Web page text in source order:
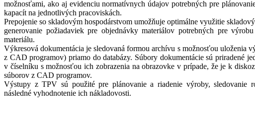
možnosťami, ako aj evidenciu normatívnych údajov potrebných pre
kapacít na jednotlivých pracoviskách.
Prepojenie so skladovým hospodárstvom umožňuje optimálne využitie
generovanie požiadaviek pre objednávky materiálov potrebných pre
materiálu.
Výkresová dokumentácia je sledovaná formou archívu s možnosťou uloženia
z CAD programov) priamo do databázy. Súbory dokumentácie sú priradené
v číselníku s možnosťou ich zobrazenia na obrazovke v prípade, že je k
súborov z CAD programov.
Výstupy z TPV sú použité pre plánovanie a riadenie výroby, sledovanie
následné vyhodnotenie ich nákladovosti.